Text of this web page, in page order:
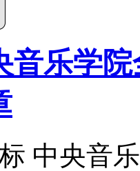
音乐学
中央音